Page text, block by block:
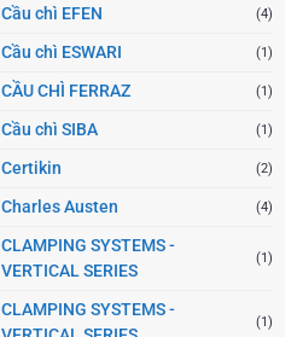
Cầu chì EFEN (4)
Cầu chì ESWARI (1)
CẦU CHÌ FERRAZ (1)
Cầu chì SIBA (1)
Certikin (2)
Charles Austen (4)
CLAMPING SYSTEMS -
VERTICAL SERIES
(1)
CLAMPING SYSTEMS -
(1)